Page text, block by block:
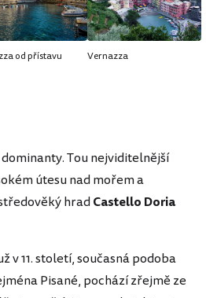
od přístavu Vernazza
Tou nejviditelnější
útesu nad mořem a
hradCastello Doria
v 11. století, současná podoba
Pisané, pochází zřejmě ze